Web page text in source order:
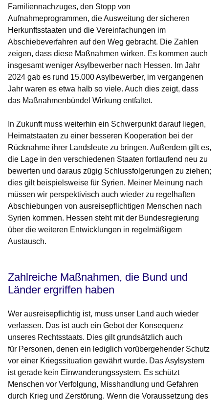
Familiennachzuges, den Stopp von
Aufnahmeprogrammen, die Ausweitung der sicheren
Herkunftsstaaten und die Vereinfachungen im
Abschiebeverfahren auf den Weg gebracht. Die Zahlen
zeigen, dass diese Maßnahmen wirken. Es kommen auch
insgesamt weniger Asylbewerber nach Hessen. Im Jahr
2024 gab es rund 15.000 Asylbewerber, im vergangenen
Jahr waren es etwa halb so viele. Auch dies zeigt, dass
das Maßnahmenbündel Wirkung entfaltet.
In Zukunft muss weiterhin ein Schwerpunkt darauf liegen,
Heimatstaaten zu einer besseren Kooperation bei der
Rücknahme ihrer Landsleute zu bringen. Außerdem gilt es,
die Lage in den verschiedenen Staaten fortlaufend neu zu
bewerten und daraus zügig Schlussfolgerungen zu ziehen;
dies gilt beispielsweise für Syrien. Meiner Meinung nach
müssen wir perspektivisch auch wieder zu regelhaften
Abschiebungen von ausreisepflichtigen Menschen nach
Syrien kommen. Hessen steht mit der Bundesregierung
über die weiteren Entwicklungen in regelmäßigem
Austausch.
Zahlreiche Maßnahmen, die Bund und
Länder ergriffen haben
Wer ausreisepflichtig ist, muss unser Land auch wieder
verlassen. Das ist auch ein Gebot der Konsequenz
unseres Rechtsstaats. Dies gilt grundsätzlich auch
für Personen, denen ein lediglich vorübergehender Schutz
vor einer Kriegssituation gewährt wurde. Das Asylsystem
ist gerade kein Einwanderungssystem. Es schützt
Menschen vor Verfolgung, Misshandlung und Gefahren
durch Krieg und Zerstörung. Wenn die Voraussetzung des